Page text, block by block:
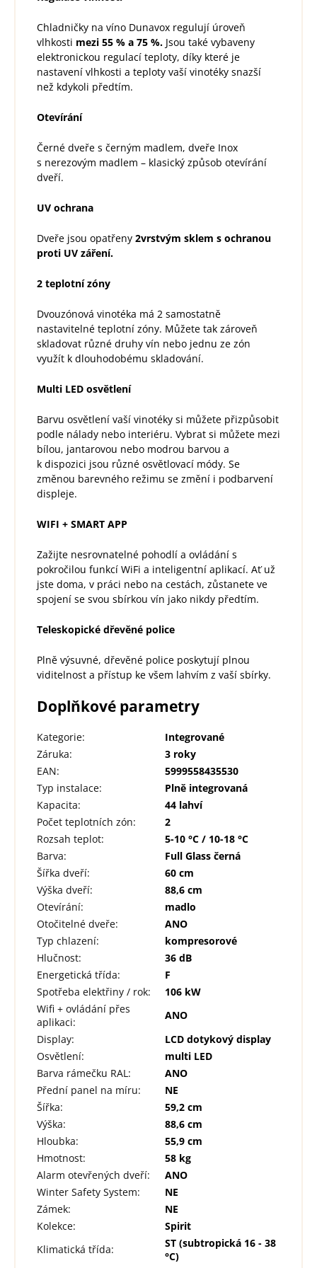
Chladničky na víno Dunavox regulují úroveň
vlhkosti mezi 55 % a 75 %. Jsou také vybaveny
elektronickou regulací teploty, díky které je
nastavení vlhkosti a teploty vaší vinotéky snazší
než kdykoli předtím.
Otevírání
Černé dveře s černým madlem, dveře Inox
s nerezovým madlem – klasický způsob otevírání
dveří.
UV ochrana
Dveře jsou opatřeny 2vrstvým sklem s ochranou
proti UV záření.
2 teplotní zóny
Dvouzónová vinotéka má 2 samostatně
nastavitelné teplotní zóny. Můžete tak zároveň
skladovat různé druhy vín nebo jednu ze zón
využít k dlouhodobému skladování.
Multi LED osvětlení
Barvu osvětlení vaší vinotéky si můžete přizpůsobit
podle nálady nebo interiéru. Vybrat si můžete mezi
bílou, jantarovou nebo modrou barvou a
k dispozici jsou různé osvětlovací módy. Se
změnou barevného režimu se změní i podbarvení
displeje.
WIFI + SMART APP
Zažijte nesrovnatelné pohodlí a ovládání s
pokročilou funkcí WiFi a inteligentní aplikací. Ať už
jste doma, v práci nebo na cestách, zůstanete ve
spojení se svou sbírkou vín jako nikdy předtím.
Teleskopické dřevěné police
Plně výsuvné, dřevěné police poskytují plnou
viditelnost a přístup ke všem lahvím z vaší sbírky.
Doplňkové parametry
Kategorie:
Integrované
Záruka:
3 roky
EAN:
5999558435530
Typ instalace:
Plně integrovaná
Kapacita:
44 lahví
Počet teplotních zón:
2
Rozsah teplot:
5-10 °C / 10-18 °C
Barva:
Full Glass černá
Šířka dveří:
60 cm
Výška dveří:
88,6 cm
Otevírání:
madlo
Otočitelné dveře:
ANO
Typ chlazení:
kompresorové
Hlučnost:
36 dB
Energetická třída:
F
Spotřeba elektřiny / rok:
106 kW
Wifi + ovládání přes
aplikaci:
ANO
Display:
LCD dotykový display
Osvětlení:
multi LED
Barva rámečku RAL :
ANO
Přední panel na míru:
NE
Šířka:
59,2 cm
Výška:
88,6 cm
Hloubka:
55,9 cm
Hmotnost:
58 kg
Alarm otevřených dveří:
ANO
Winter Safety System:
NE
Zámek:
NE
Kolekce:
Spirit
Klimatická třída:
ST (subtropická 16 - 38
°C)